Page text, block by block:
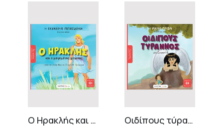
Ο Ηρακλής και ο μαγεμένος χιτώνας Οιδίπους τύραννος